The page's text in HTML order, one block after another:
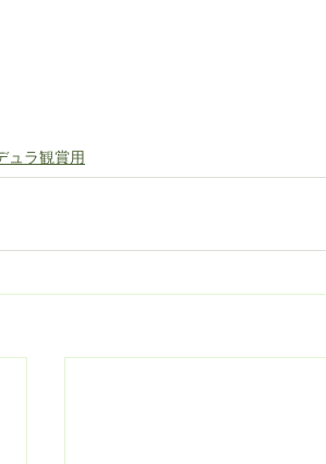
ュラ観賞用